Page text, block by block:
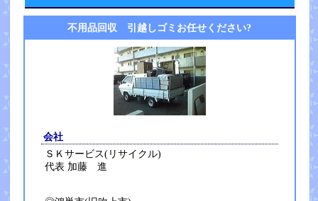
不用品回収 引越しゴミお任せください?
会社
ＳＫサービス(リサイクル)
代表 加藤 進